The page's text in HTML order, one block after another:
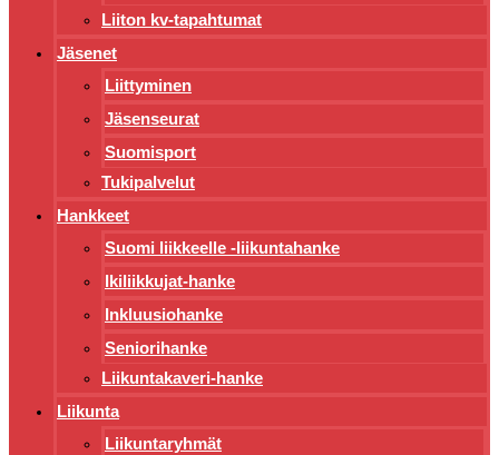
Liiton kv-tapahtumat
Jäsenet
Liittyminen
Jäsenseurat
Suomisport
Tukipalvelut
Hankkeet
Suomi liikkeelle -liikuntahanke
Ikiliikkujat-hanke
Inkluusiohanke
Seniorihanke
Liikuntakaveri-hanke
Liikunta
Liikuntaryhmät